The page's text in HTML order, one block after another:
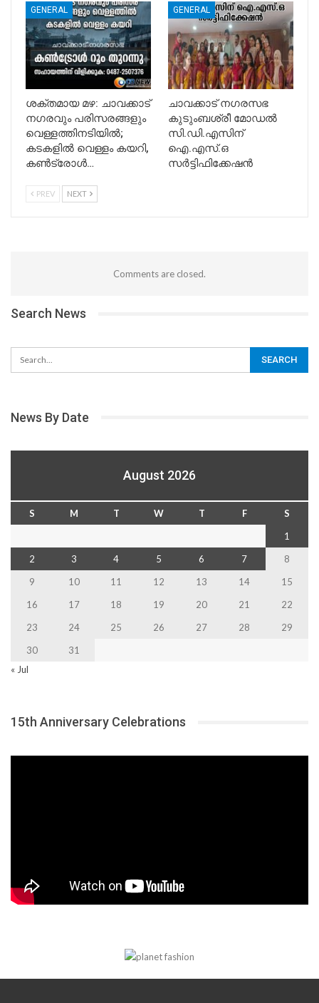
GENERAL
ശക്തമായ മഴ: ചാവക്കാട്
നഗരവും പരിസരങ്ങളും
വെള്ളത്തിനടിയിൽ;
കടകളിൽ വെള്ളം കയറി,
കൺട്രോൾ…
GENERAL
ചാവക്കാട് നഗരസഭ
കുടുംബശ്രീ മോഡൽ
സി.ഡി.എസിന്
ഐ.എസ്.ഒ
സർട്ടിഫിക്കേഷൻ
PREV NEXT
Comments are closed.
Search News
News By Date
August 2026
S M T W T F
S
1
2
3 4 5 6 7
8
9
10 11 12 13 14
15
16
17 18 19 20 21
22
23
24 25 26 27 28
29
30
31
« Jul
15th Anniversary Celebrations